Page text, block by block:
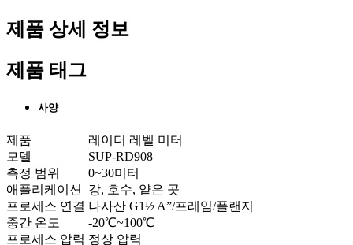
제품 상세 정보
제품 태그
사양
제품
레이더 레벨 미터
모델
SUP-RD908
측정 범위
0~30미터
애플리케이션
강, 호수, 얕은 곳
프로세스 연결 나사산 G1½ A”/프레임/플랜지
중간 온도
-20℃~100℃
프로세스 압력 정상 압력